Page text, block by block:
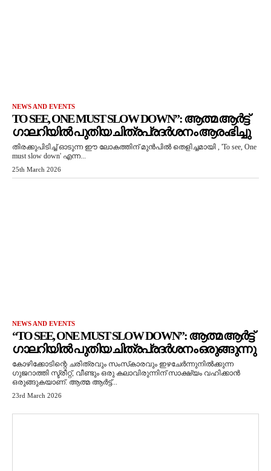
NEWS AND EVENTS
TO SEE, ONE MUST SLOW DOWN”: ആത്മ ആർട്ട്
ഗാലറിയിൽ പുതിയ ചിത്രപ്രദർശനം ആരംഭിച്ചു
തിരക്കുപിടിച്ച് ഓടുന്ന ഈ ലോകത്തിന് മുൻപിൽ തെളിച്ചമായി , 'To see, One
must slow down' എന്ന...
25th March 2026
NEWS AND EVENTS
“TO SEE, ONE MUST SLOW DOWN”: ആത്മ ആർട്ട്
ഗാലറിയിൽ പുതിയ ചിത്രപ്രദർശനം ഒരുങ്ങുന്നു
കോഴിക്കോടിന്റെ ചരിത്രവും സംസ്‌കാരവും ഇഴചേർന്നുനിൽക്കുന്ന
ഗുജറാത്തി സ്ട്രീറ്റ്, വീണ്ടും ഒരു കലാവിരുന്നിന് സാക്ഷ്യം വഹിക്കാൻ
ഒരുങ്ങുകയാണ്. ആത്മ ആർട്ട്...
23rd March 2026